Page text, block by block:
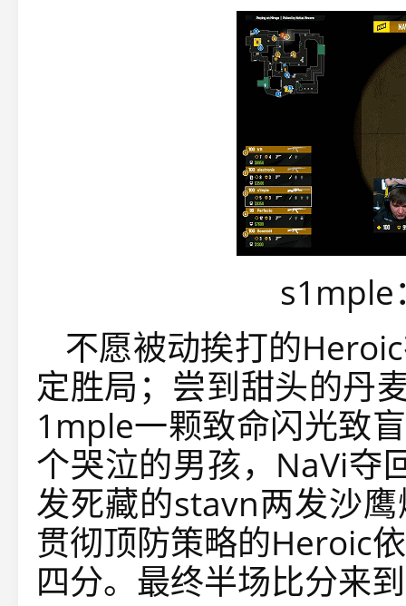
s1mple
不愿被动挨打的
定胜局；尝到甜头的丹
1mple一颗致命闪光致
个哭泣的男孩，NaVi夺
发死藏的stavn两发沙
贯彻顶防策略的Heroic
四分。最终半场比分来